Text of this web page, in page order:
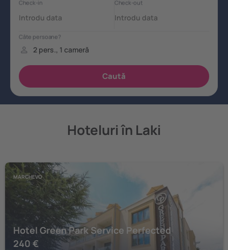
Hoteluri în Laki
MARCHEVO
Hotel Green Park Service Perfected
240 €